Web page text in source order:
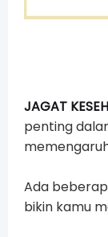
JAGAT
penting
Ada
bikin kamu